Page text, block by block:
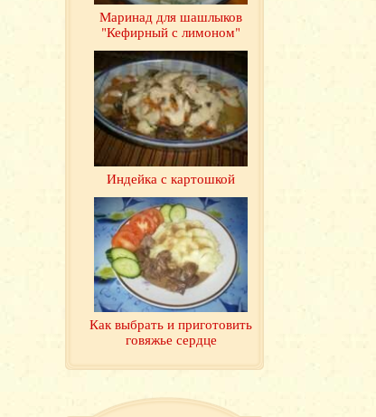
Маринад для шашлыков
"Кефирный с лимоном"
Индейка с картошкой
Как выбрать и приготовить
говяжье сердце